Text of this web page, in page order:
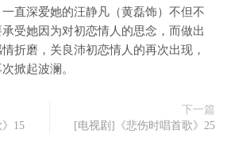
直深爱她的汪静凡（黄磊饰）不但不
受她因为对初恋情人的思念，而做出
折磨，关良沛初恋情人的再次出现，
掀起波澜。
15
下一篇
[电视剧]《悲伤时唱首歌》25